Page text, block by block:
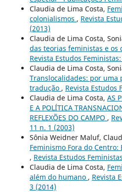
Claudia de Lima Costa,
colonialismos , Revista
(2013)
Claudia de Lima Costa,
das teorias feministas e os
Revista Estudos
Claudia de Lima Costa,
Translocalidades: por uma
tradução , Revista Estudos
Claudia de Lima Costa, AS
E A POLÍTICA
REFLEXÕES DO CAMPO ,
11 n. 1 (2003)
Sônia Weidner Maluf,
Feminismo Fora do
, Revista Estudos
Claudia de Lima Costa,
além do humano , Revista
3 (2014)